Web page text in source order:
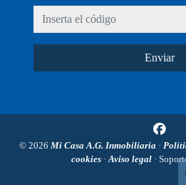
Enviar
© 2026 Mi Casa A.G. Inmobiliaria ·
cookies ·Aviso legal ·